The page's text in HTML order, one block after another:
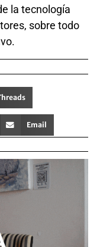
la tecnología
sobre todo
Email